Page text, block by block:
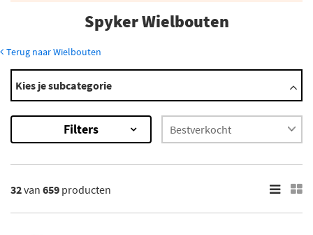
Spyker Wielbouten
Terug naar Wielbouten
Modellen
C12
C8
C8 Aileron
×
659 Resultaten
×
Kies je subcategorie
Filters
32van 659 producten